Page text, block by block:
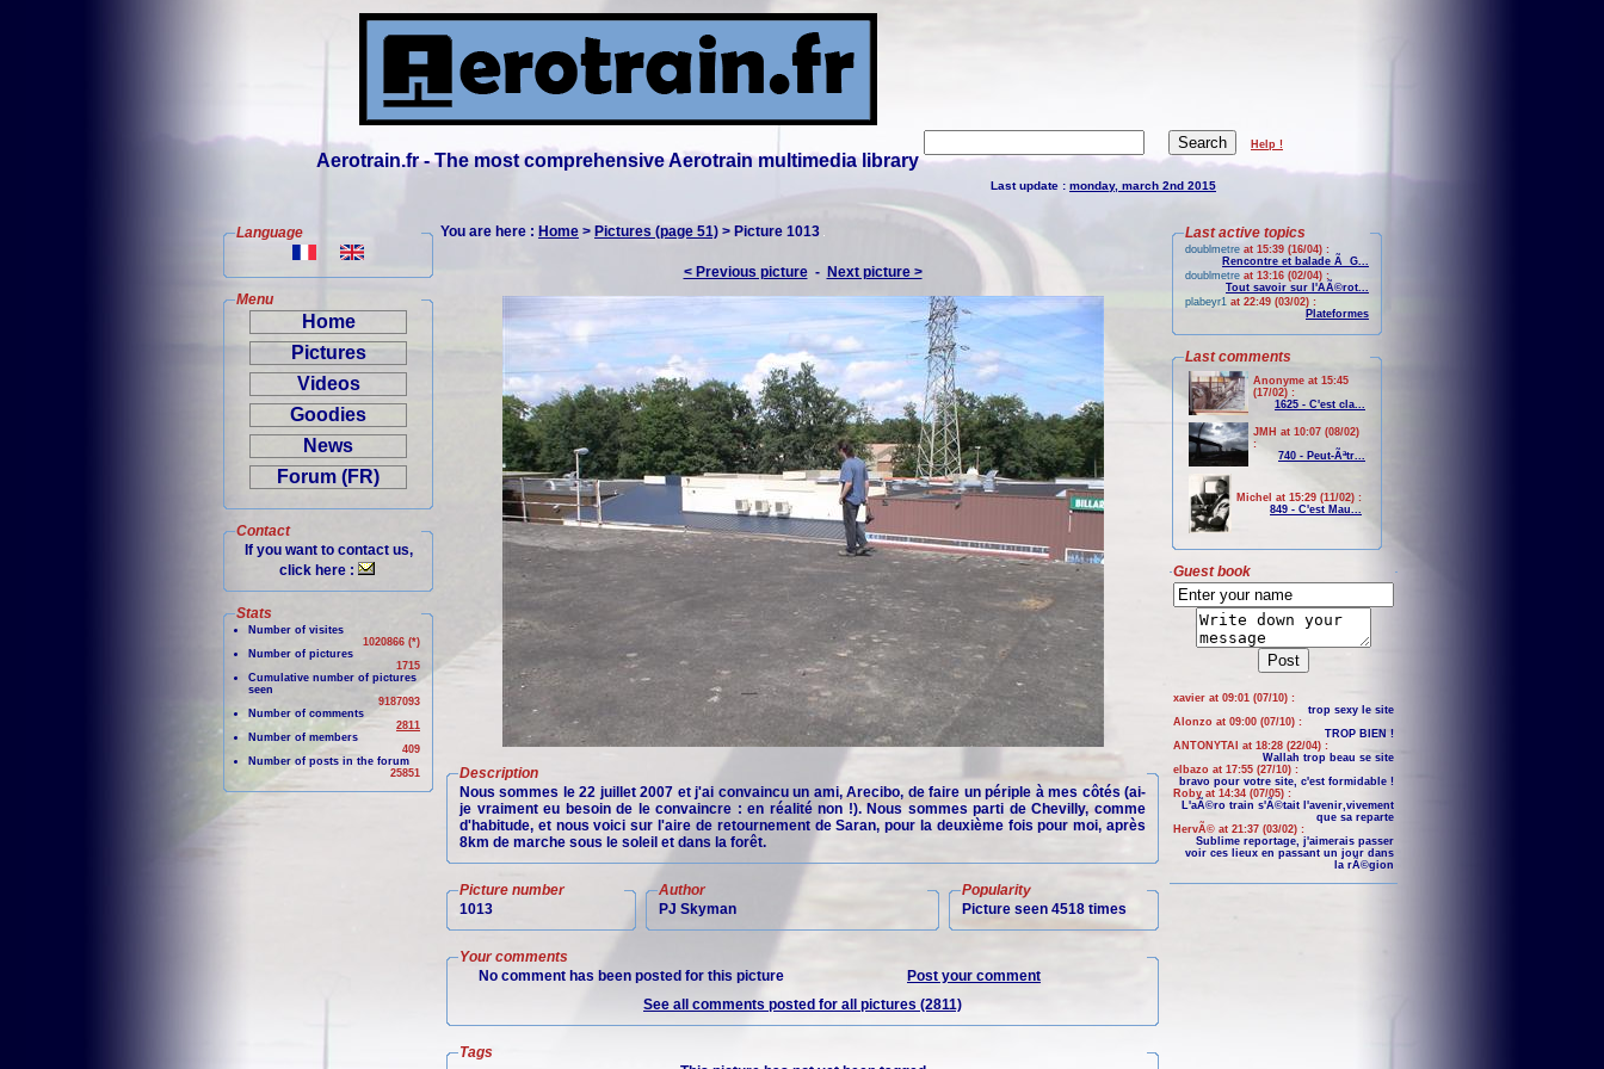
Aerotrain.fr - The most comprehensive Aerotrain multimedia library
Help !
Last update : monday, march 2nd 2015
Language
Menu
Home
Pictures
Videos
Goodies
News
Forum (FR)
Contact
If you want to contact us,
click here :
Stats
Number of visites
1020866 (*)
Number of pictures
1715
Cumulative number of pictures
seen
9187093
Number of comments
2811
Number of members
409
Number of posts in the forum
25851
You are here : Home > Pictures (page 51) > Picture 1013
< Previous picture- Next picture >
Description
Nous sommes le 22 juillet 2007 et j'ai convaincu un ami, Arecibo, de faire un périple à mes côtés (ai-
je vraiment eu besoin de le convaincre : en réalité non !). Nous sommes parti de Chevilly, comme
d'habitude, et nous voici sur l'aire de retournement de Saran, pour la deuxième fois pour moi, après
8km de marche sous le soleil et dans la forêt.
Picture number
1013
Author
PJ Skyman
Popularity
Picture seen 4518 times
Your comments
No comment has been posted for this picture
Post your comment
See all comments posted for all pictures (2811)
Tags
Last active topics
doublmetre at 15:39 (16/04) :
Rencontre et balade Ã G...
doublmetre at 13:16 (02/04) :
Tout savoir sur l'AÃ©rot...
plabeyr1 at 22:49 (03/02) :
Plateformes
Last comments
Anonyme at 15:45
(17/02) :
1625 - C'est cla...
JMH at 10:07 (08/02)
:
740 - Peut-Ãªtr...
Michel at 15:29 (11/02) :
849 - C'est Mau...
Guest book
xavier at 09:01 (07/10) :
trop sexy le site
Alonzo at 09:00 (07/10) :
TROP BIEN !
ANTONYTAI at 18:28 (22/04) :
Wallah trop beau se site
elbazo at 17:55 (27/10) :
bravo pour votre site, c'est formidable !
Roby at 14:34 (07/05) :
L'aÃ©ro train s'Ã©tait l'avenir,vivement
que sa reparte
HervÃ© at 21:37 (03/02) :
Sublime reportage, j'aimerais passer
voir ces lieux en passant un jour dans
la rÃ©gion